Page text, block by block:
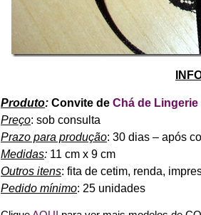
Produto: Convite de Chá de Lingerie
Preço: sob consulta
Prazo para produção: 30 dias – após
Medidas: 11 cm x 9 cm
Outros itens: fita de cetim, renda,
Pedido mínimo: 25 unidades